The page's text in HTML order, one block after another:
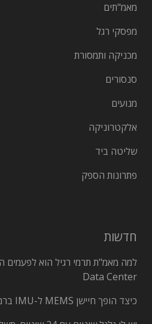
מאמ"תים
מפסקי רגל
מכניקה ותמסורת
סנסורים
מנועים
אלקטרוניקה
שליטה ביד
פתרונות הספק
חדשות
למה מאמ"ת תרמי רגיל הוא לפעמים
Data Center
כיצד הופך חיישן MEMS ל-IMU ברמה טקטית?